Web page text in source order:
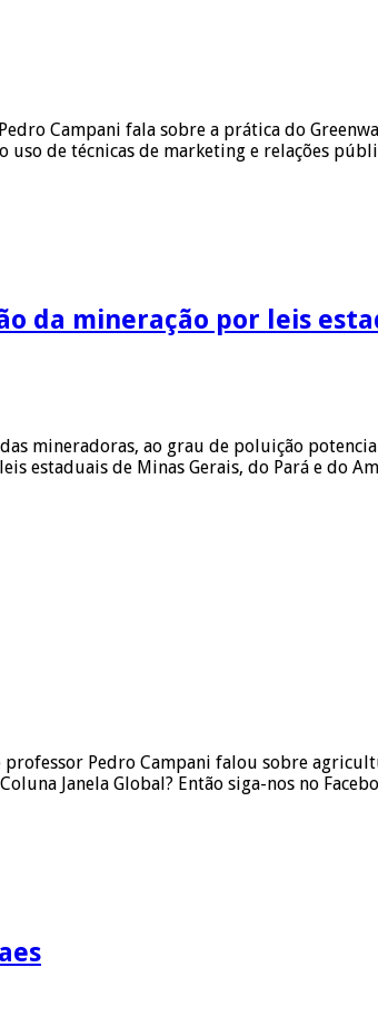
Campani fala sobre a prática do
de técnicas de marketing e relações
da mineração por leis
mineradoras, ao grau de poluição
estaduais de Minas Gerais, do Pará e do
Pedro Campani falou sobre
Janela Global? Então siga-nos no